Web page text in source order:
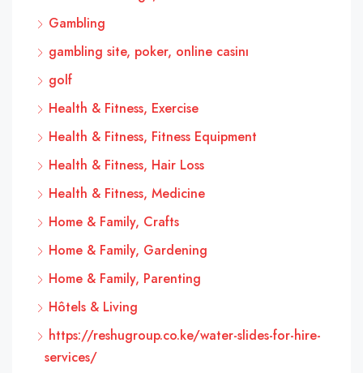
Gambling
gambling site, poker, online casinı
golf
Health & Fitness, Exercise
Health & Fitness, Fitness Equipment
Health & Fitness, Hair Loss
Health & Fitness, Medicine
Home & Family, Crafts
Home & Family, Gardening
Home & Family, Parenting
Hôtels & Living
https://reshugroup.co.ke/water-slides-for-hire-
services/